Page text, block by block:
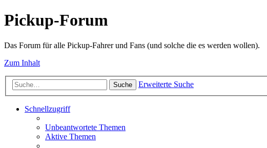
Pickup-Forum
Das Forum für alle Pickup-Fahrer und Fans (und solche die es werden wollen).
Zum Inhalt
Suche Erweiterte Suche
Schnellzugriff
Unbeantwortete Themen
Aktive Themen